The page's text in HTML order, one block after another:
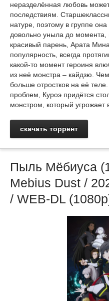
неразделённая любовь
последствиям.
натуре, поэтому в группе
довольно уныла до момента,
красивый парень, Арата
популярность, всегда
какой-то момент героиня
из неё монстра – кайдзю.
больше отростков на её
проблем, Куроэ придётся
монстром, который угрожает
скачать торрент
Пыль Мёбиуса
Mebius Dust /
/ WEB-DL